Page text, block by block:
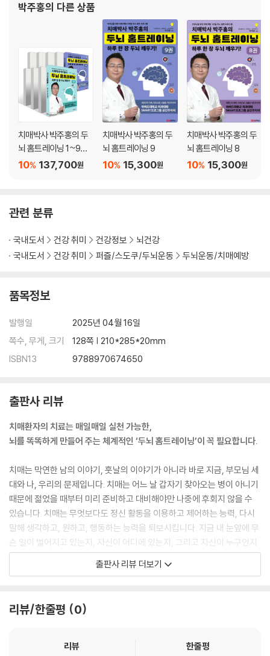
__4일 : 없는 쌍 찾기
__7일 : 가로 틀린 그림 찾기
_4주차
__1일 : 주사위 뒷면 계산하기
__2일 : 틀린 그림 찾기
__3일 : 사각 퍼즐 옮겨 맞추기
__4일 : 미로 찾기
__5일 : 빠진 숫자 찾기
__6일 : 다른 그림 찾기
2개월
_1주차
__1일 : 저금통 돈 계산하기
__4일 : 동화 틀린 그림 찾기
__6일 : 속담 찾기
__7일 : 기차 계산하기
__2일 : 물건의 값은?
__4일 : 미로 찾기
__5일 : 올바른 숫자 찾기
__7일 : 모눈종이 따라 그리기
_3주차
__1일 : 키오스크 계산하기
__2일 : 가려진 사자성어 맞추기
__3일 : 10자리 수 계산하기
__5일 : 모두 몇 개일까?
__7일 : 물건 찾기
__1일 : 가장 무거운 순서 찾기
후 줄곧 치
박주홍의 다른 상품
치매박사 박주홍의 두
뇌 홈트레이닝 1~9권
세트 137,700원
10%
치매박사 박주홍의 두
뇌 홈트레이닝 9
15,300원
10%
치매박사 박주홍의 두
뇌 홈트레이닝 8
15,300원
10%
관련 분류
국내도서 건강 취미 건강정보
뇌건강
국내도서
건강 취미 퍼즐/스도쿠/두뇌운동 두뇌운동/치매예방
품목정보
발행일
2025년 04월 16일
쪽수, 무게, 크기
128쪽 | 210*285*20mm
ISBN13
9788970674650
출판사 리뷰
치매환자의 치료는 매일매일 실천 가능한,
뇌를 똑똑하게 만들어 주는 체계적인 ‘두뇌 홈트레이닝’이 꼭 필요합니다.
치매는 막연한 남의 이야기, 훗날의 이야기가 아니라 바로 지금, 부모님 세
대와 나, 우리의 문제입니다. 치매는 어느 날 갑자기 찾아오는 병이 아니기
때문에 젊었을 때부터 미리 준비하고 대비해야만 나중에 후회지 않을 수
있습니다. 치매는 무엇보다도 정신 활동을 이용하고 제어하는 능력, 다시
말해 생각하고, 원하고, 행동하는 능력을 퇴보시킵니다. 지금 내 눈앞에 무
슨 일이 벌어지고 있는지, 자신이 어디에 있는지, 그리고 자신이 누구인지
모르게 만들 수 있습니다.
문에 이런 악순환의 고리를 끊어 줄 수 있는 매일매일 실천하는 뇌 건강법
출판사 리뷰 더보기
리뷰/한줄평 0
리뷰
한줄평